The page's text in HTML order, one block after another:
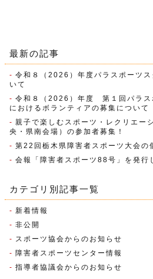
最新の記事
令和８（2026）年度パラスポーツス
いて
令和８（2026）年度 第１回パラス
におけるボランティアの募集について
親子で楽しむスポーツ・レクリエー
央・県南会場）の参加者募集！
第22回栃木県障害者スポーツ大会の
会報「障害者スポーツ88号」を発行
カテゴリ別記事一覧
新着情報
非公開
スポーツ協会からのお知らせ
障害者スポーツセンター情報
指導者協議会からのお知らせ